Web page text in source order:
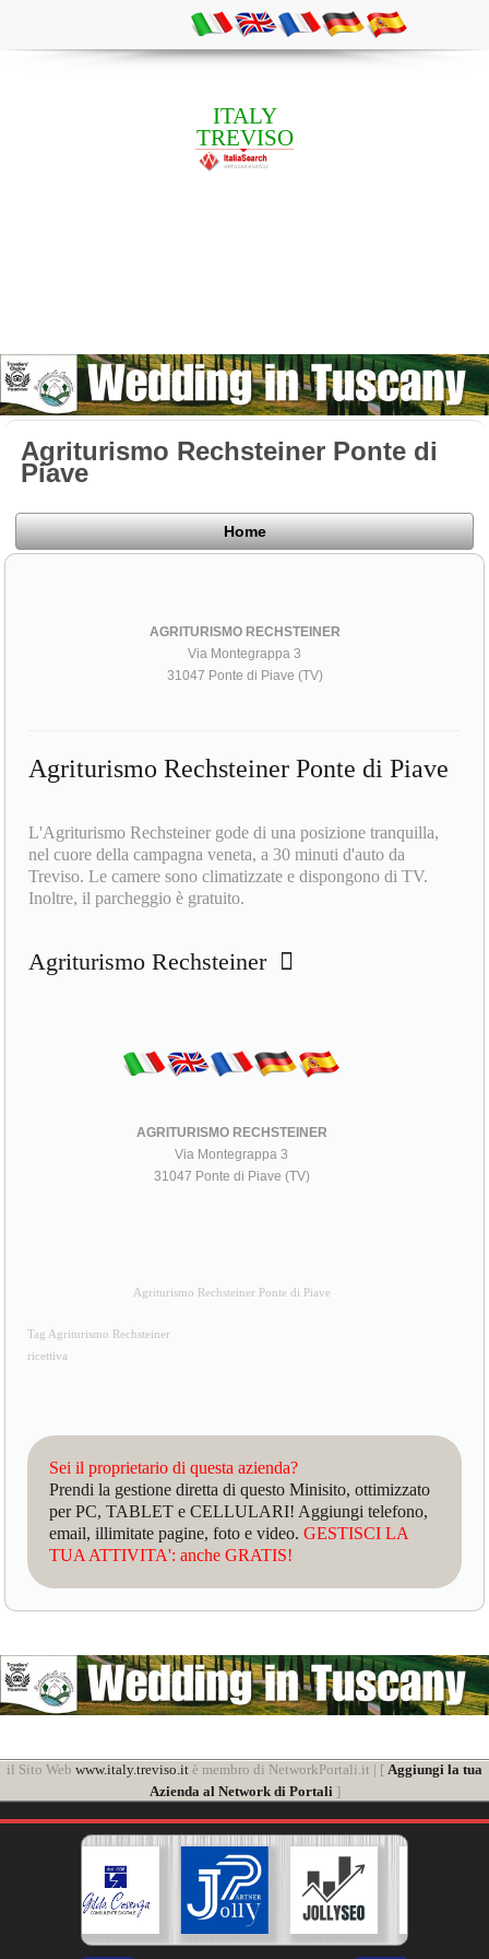
ITALY
TREVISO
Agriturismo Rechsteiner Ponte di
Piave
Home
AGRITURISMO RECHSTEINER
Via Montegrappa 3
31047 Ponte di Piave (TV)
Agriturismo Rechsteiner Ponte di Piave
L'Agriturismo Rechsteiner gode di una posizione tranquilla,
nel cuore della campagna veneta, a 30 minuti d'auto da
Treviso. Le camere sono climatizzate e dispongono di TV.
Inoltre, il parcheggio è gratuito.
Agriturismo Rechsteiner
AGRITURISMO RECHSTEINER
Via Montegrappa 3
31047 Ponte di Piave (TV)
Agriturismo Rechsteiner Ponte di Piave
Tag Agriturismo Rechsteiner
ricettiva
Sei il proprietario di questa azienda?
Prendi la gestione diretta di questo Minisito, ottimizzato
per PC, TABLET e CELLULARI! Aggiungi telefono,
email, illimitate pagine, foto e video.GESTISCI LA
TUA ATTIVITA': anche GRATIS!
il Sito Web www.italy.treviso.it è membro di NetworkPortali.it | [ Aggiungi la tua
Azienda al Network di Portali]